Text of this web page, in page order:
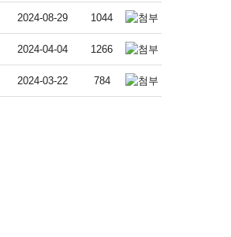
2024-08-29 1044
2024-04-04 1266
2024-03-22 784